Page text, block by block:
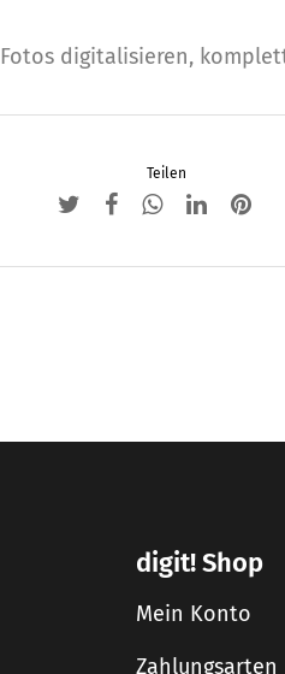
Fotos digitalisieren,
Teilen
digit! Shop
Mein Konto
Zahlungsarten